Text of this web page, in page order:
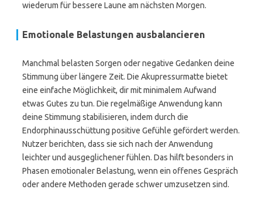
wiederum für bessere Laune am nächsten Morgen.
Emotionale Belastungen ausbalancieren
Manchmal belasten Sorgen oder negative Gedanken deine
Stimmung über längere Zeit. Die Akupressurmatte bietet
eine einfache Möglichkeit, dir mit minimalem Aufwand
etwas Gutes zu tun. Die regelmäßige Anwendung kann
deine Stimmung stabilisieren, indem durch die
Endorphinausschüttung positive Gefühle gefördert werden.
Nutzer berichten, dass sie sich nach der Anwendung
leichter und ausgeglichener fühlen. Das hilft besonders in
Phasen emotionaler Belastung, wenn ein offenes Gespräch
oder andere Methoden gerade schwer umzusetzen sind.